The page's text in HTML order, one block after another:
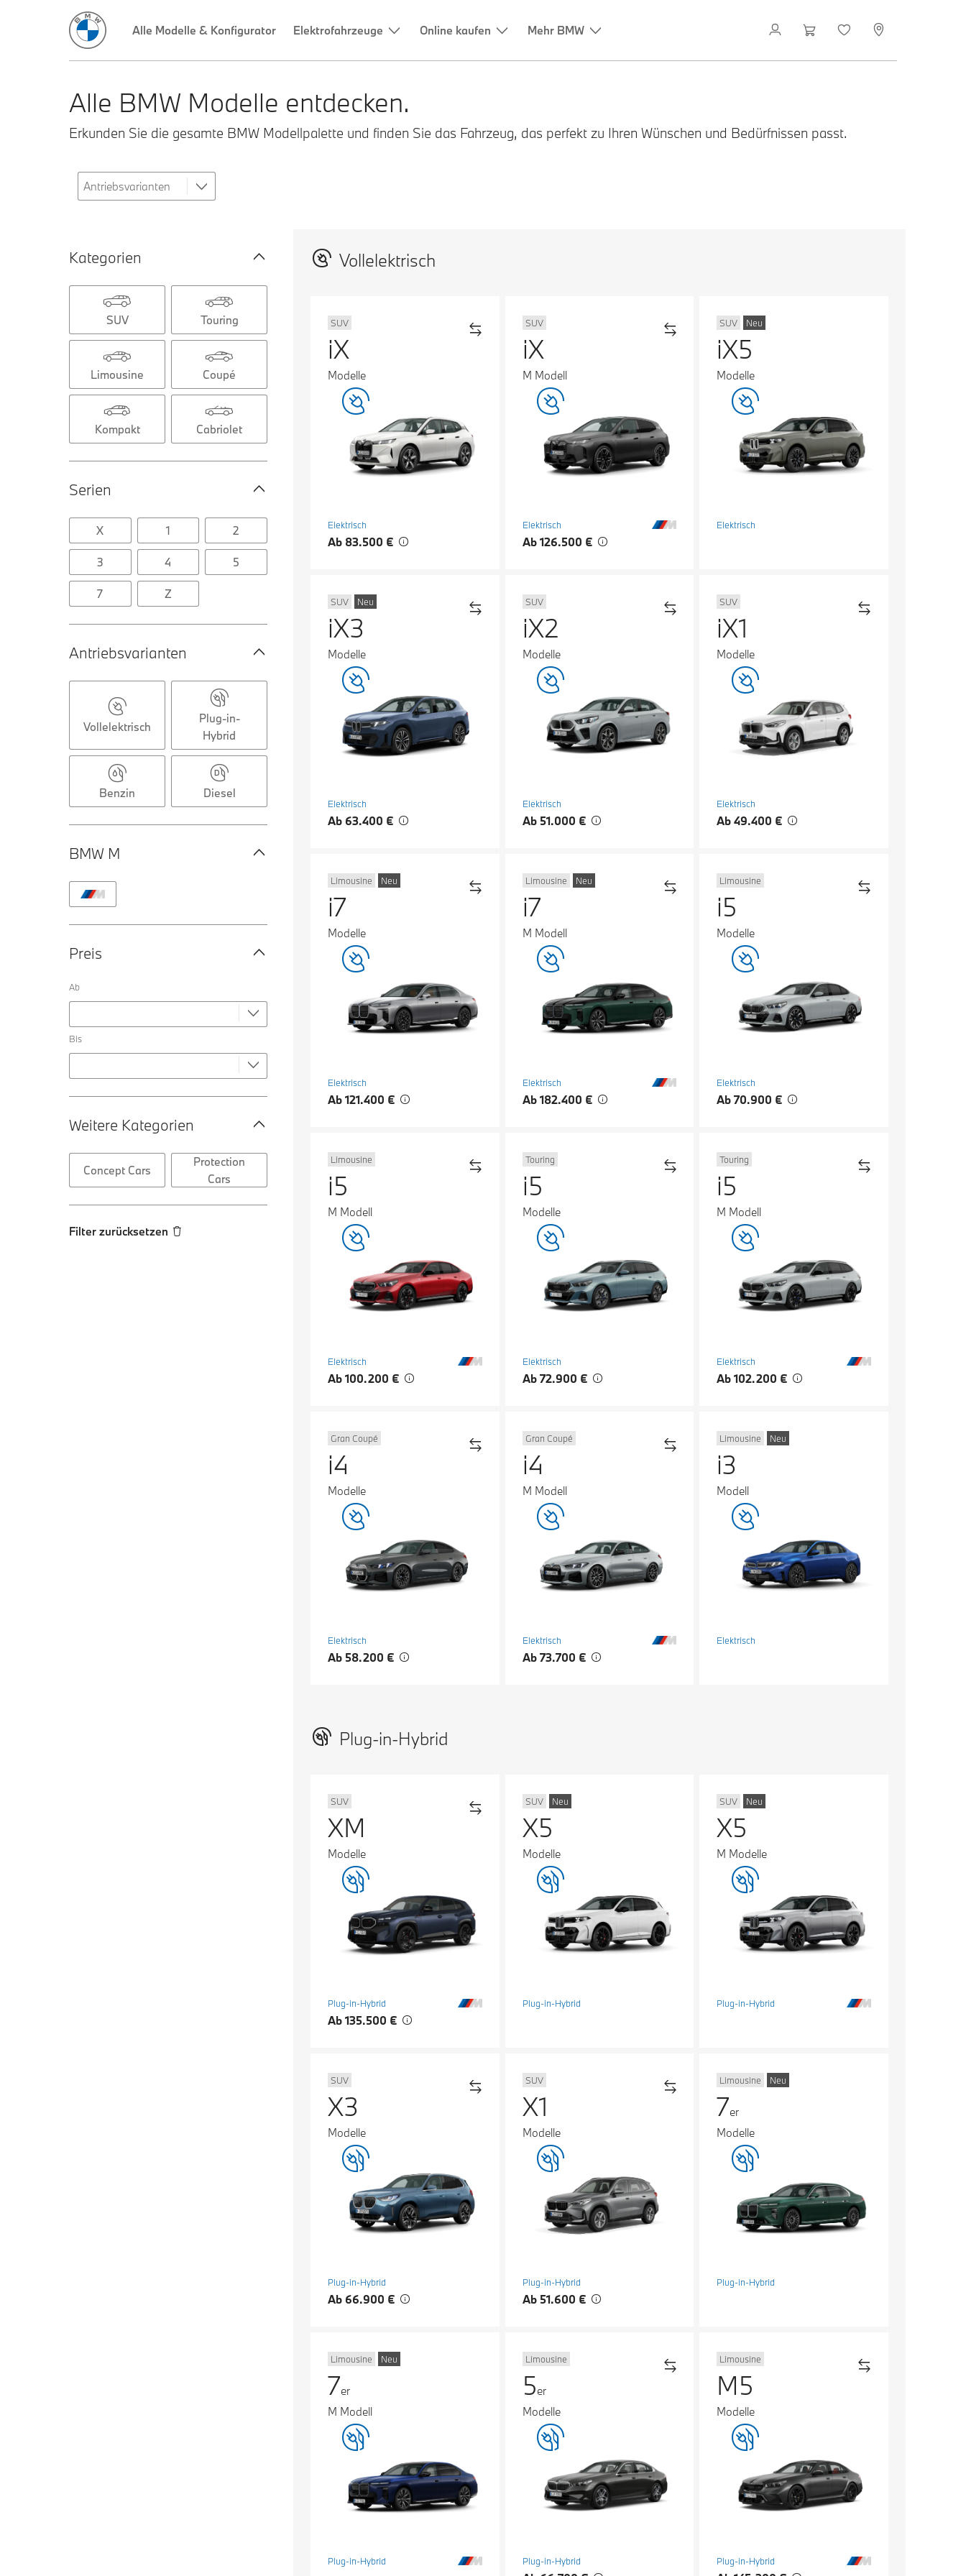
Alle Modelle & Konfigurator Elektrofahrzeuge Online kaufen Mehr BMW
Alle BMW Modelle entdecken.
Erkunden Sie die gesamte BMW Modellpalette und finden Sie das Fahrzeug, das perfekt zu Ihren Wünschen und Bedürfnissen passt.
Kategorien
SUV Touring
Limousine Coupé
Kompakt Cabriolet
Serien
X 1 2
3 4 5
7 Z
Antriebsvarianten
Vollelektrisch
Plug-in-
Hybrid
Benzin Diesel
BMW M
Preis
Ab
Bis
Weitere Kategorien
Concept Cars
Protection
Cars
Filter zurücksetzen
Vollelektrisch
SUV
iX
Modelle
Elektrisch
Ab 83.500 €
SUV
iX
M Modell
Elektrisch
Ab 126.500 €
SUV Neu
iX5
Modelle
Elektrisch
SUV Neu
iX3
Modelle
Elektrisch
Ab 63.400 €
SUV
iX2
Modelle
Elektrisch
Ab 51.000 €
SUV
iX1
Modelle
Elektrisch
Ab 49.400 €
Limousine Neu
i7
Modelle
Elektrisch
Ab 121.400 €
Limousine Neu
i7
M Modell
Elektrisch
Ab 182.400 €
Limousine
i5
Modelle
Elektrisch
Ab 70.900 €
Limousine
i5
M Modell
Elektrisch
Ab 100.200 €
Touring
i5
Modelle
Elektrisch
Ab 72.900 €
Touring
i5
M Modell
Elektrisch
Ab 102.200 €
Gran Coupé
i4
Modelle
Elektrisch
Ab 58.200 €
Gran Coupé
i4
M Modell
Elektrisch
Ab 73.700 €
Limousine Neu
i3
Modell
Elektrisch
Plug-in-Hybrid
SUV
XM
Modelle
Plug-in-Hybrid
Ab 135.500 €
SUV Neu
X5
Modelle
Plug-in-Hybrid
SUV Neu
X5
M Modelle
Plug-in-Hybrid
SUV
X3
Modelle
Plug-in-Hybrid
Ab 66.900 €
SUV
X1
Modelle
Plug-in-Hybrid
Ab 51.600 €
Limousine Neu
7er
Modelle
Plug-in-Hybrid
Limousine Neu
7er
M Modell
Plug-in-Hybrid
Limousine
5er
Modelle
Plug-in-Hybrid
Limousine
M5
Modelle
Plug-in-Hybrid